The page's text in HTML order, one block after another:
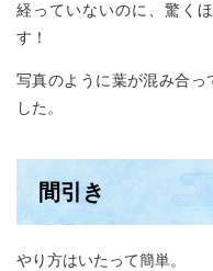
経っていないのに、驚く
す！
写真のように葉が混み合っ
した。
間引き
やり方はいたって簡単。